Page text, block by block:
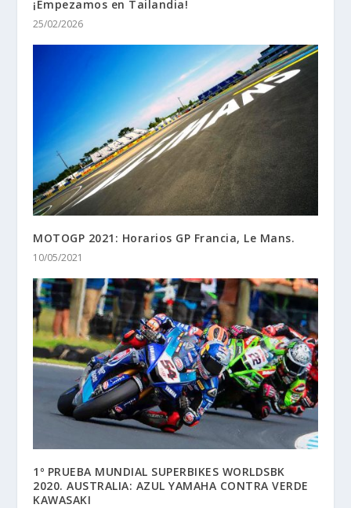
¡Empezamos en Tailandia!
25/02/2026
MOTOGP 2021: Horarios GP Francia, Le Mans.
10/05/2021
1º PRUEBA MUNDIAL SUPERBIKES WORLDSBK
2020. AUSTRALIA: AZUL YAMAHA CONTRA VERDE
KAWASAKI